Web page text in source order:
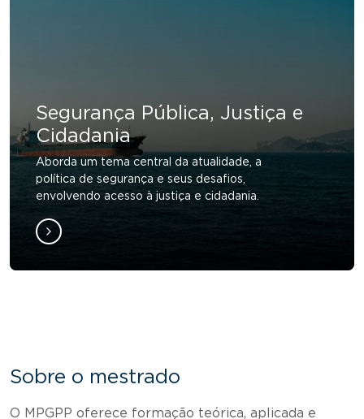
Segurança Pública, Justiça e
Cidadania
Aborda um tema central da atualidade, a
política de segurança e seus desafios,
envolvendo acesso à justiça e cidadania.
Sobre o mestrado
O MPGPP oferece formação teórica, aplicada e